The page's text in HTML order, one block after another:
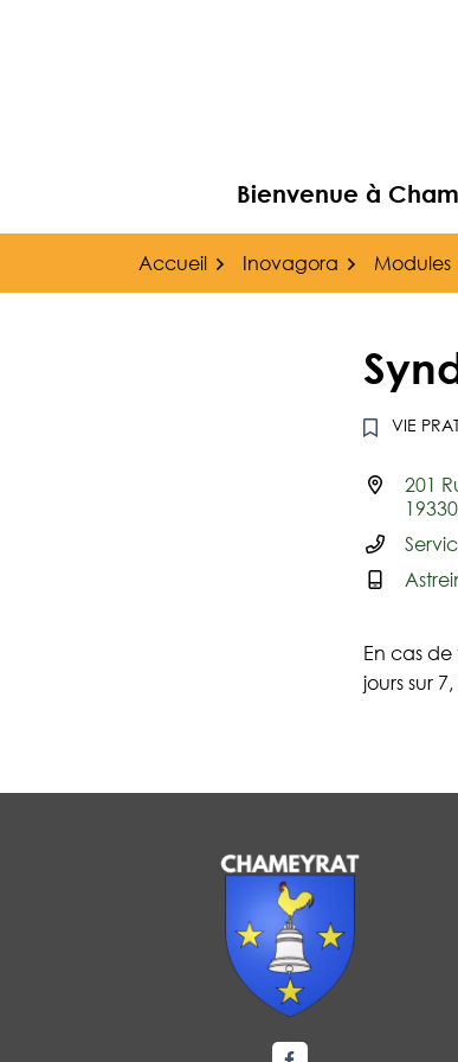
Bienvenue à
Accueil Inovagora Modules
VIE
Infos utiles
201
En cas
jours sur